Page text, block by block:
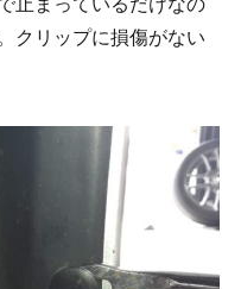
クリップに損傷がない